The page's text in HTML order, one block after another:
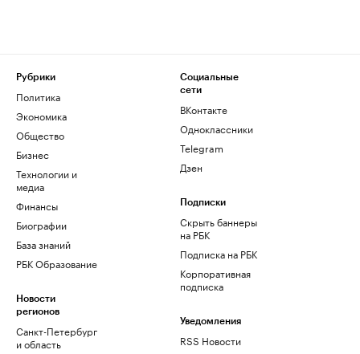
Рубрики
Политика
Экономика
Общество
Бизнес
Технологии и
медиа
Финансы
Биографии
База знаний
РБК Образование
Новости
регионов
Санкт-Петербург
и область
Социальные
сети
ВКонтакте
Одноклассники
Telegram
Дзен
Подписки
Скрыть баннеры
на РБК
Подписка на РБК
Корпоративная
подписка
Уведомления
RSS Новости